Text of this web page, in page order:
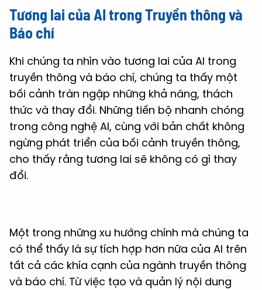
Tương lai của AI trong Truyền thông và
Báo chí
Khi chúng ta nhìn vào tương lai của AI trong
truyền thông và báo chí, chúng ta thấy một
bối cảnh tràn ngập những khả năng, thách
thức và thay đổi. Những tiến bộ nhanh chóng
trong công nghệ AI, cùng với bản chất không
ngừng phát triển của bối cảnh truyền thông,
cho thấy rằng tương lai sẽ không có gì thay
đổi.
Một trong những xu hướng chính mà chúng ta
có thể thấy là sự tích hợp hơn nữa của AI trên
tất cả các khía cạnh của ngành truyền thông
và báo chí. Từ việc tạo và quản lý nội dung